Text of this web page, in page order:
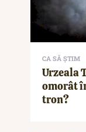
CA SĂ ȘTIM
Urzeala
omorât
tron?